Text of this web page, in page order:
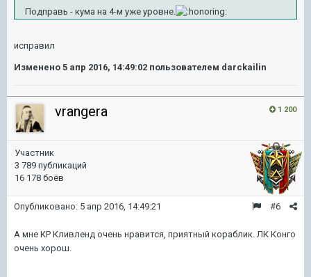
Подправь - кума на 4-м уже уровне.
исправил
Изменено 5 апр 2016, 14:49:02 пользователем darckailin
1 200
vrangera
Участник
3 789 публикаций
16 178 боёв
#6
Опубликовано: 5 апр 2016, 14:49:21
А мне КР Кливленд очень нравится, приятный кораблик. ЛК Конго
очень хорош.